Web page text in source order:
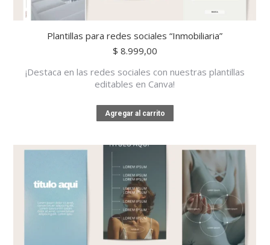
Plantillas para redes sociales “Inmobiliaria”
$ 8.999,00
¡Destaca en las redes sociales con nuestras plantillas
editables en Canva!
Agregar al carrito